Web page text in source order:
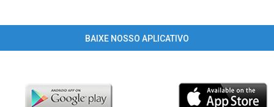
BAIXE NOSSO APLICATIVO